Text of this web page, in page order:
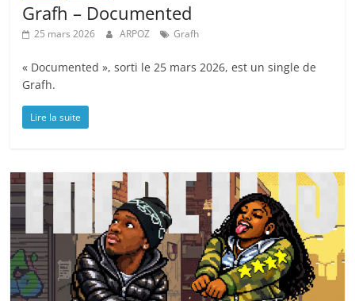
Grafh – Documented
25 mars 2026 ARPOZ Grafh
« Documented », sorti le 25 mars 2026, est un single de
Grafh.
Lire la suite